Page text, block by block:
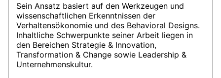
Sein Ansatz basiert auf den Werkzeugen und
wissenschaftlichen Erkenntnissen der
Verhaltensökonomie und des Behavioral Designs.
Inhaltliche Schwerpunkte seiner Arbeit liegen in
den Bereichen Strategie & Innovation,
Transformation & Change sowie Leadership &
Unternehmenskultur.